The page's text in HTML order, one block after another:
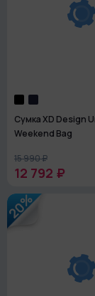
Сумка XD Design
Weekend Bag
15 990 ₽
12 792 ₽
20%